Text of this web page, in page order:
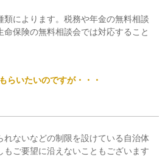
類によります。税務や年金の無料相談
保険の無料相談会では対応すること
らいたいのですが・・・
れないなどの制限を設けている自治体
もご要望に沿えないこともございます